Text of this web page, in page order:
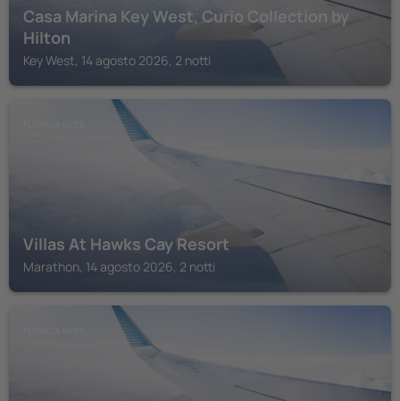
Casa Marina Key West, Curio Collection by
Hilton
Key West, 14 agosto 2026, 2 notti
Villas At Hawks Cay Resort
Marathon, 14 agosto 2026, 2 notti